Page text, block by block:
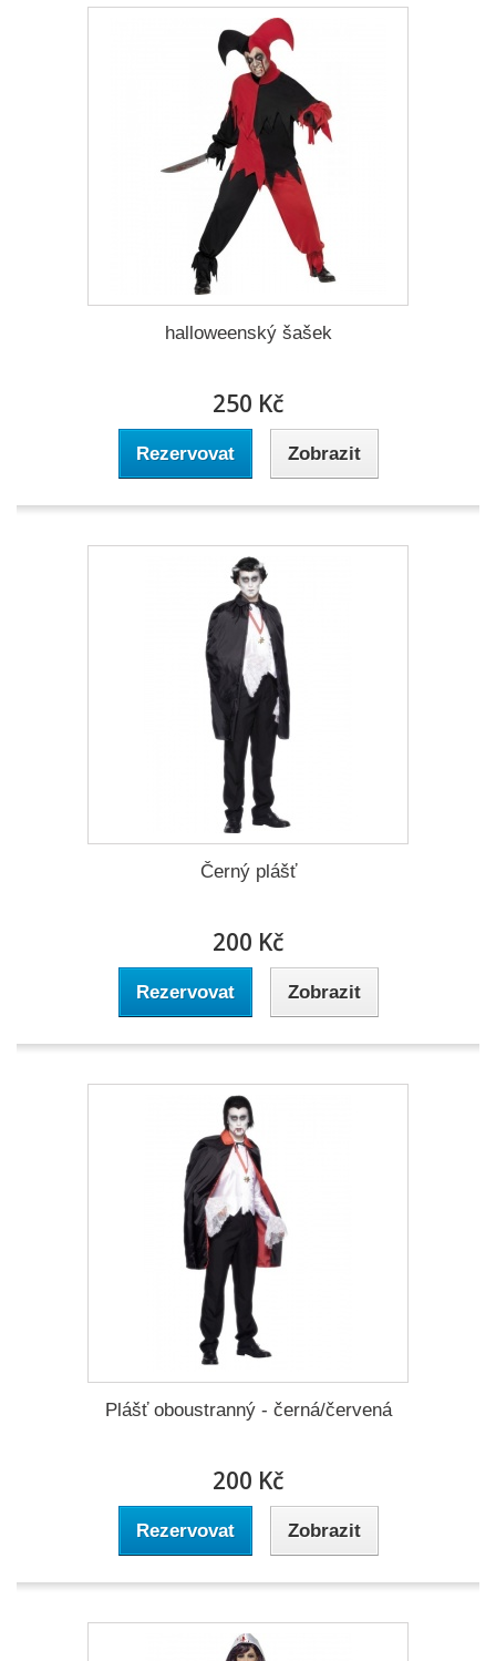
halloweenský šašek
250 Kč
Rezervovat Zobrazit
Černý plášť
200 Kč
Rezervovat Zobrazit
Plášť oboustranný - černá/červená
200 Kč
Rezervovat Zobrazit